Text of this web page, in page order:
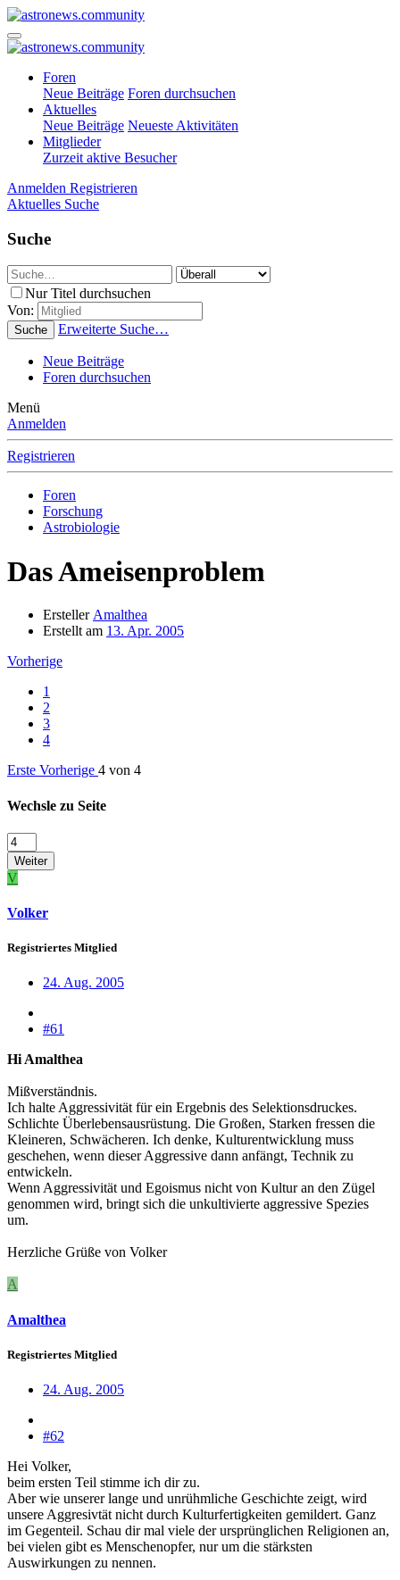
Foren
Neue Beiträge Foren durchsuchen
Aktuelles
Neue Beiträge Neueste Aktivitäten
Mitglieder
Zurzeit aktive Besucher
Anmelden Registrieren
Aktuelles Suche
Suche
Nur Titel durchsuchen
Von:
Suche Erweiterte Suche…
Neue Beiträge
Foren durchsuchen
Menü
Anmelden
Registrieren
Foren
Forschung
Astrobiologie
Das Ameisenproblem
Ersteller Amalthea
Erstellt am 13. Apr. 2005
Vorherige
1
2
3
4
Erste Vorherige 4 von 4
Wechsle zu Seite
Weiter
V
Volker
Registriertes Mitglied
24. Aug. 2005
#61
Hi Amalthea
Mißverständnis.
Ich halte Aggressivität für ein Ergebnis des Selektionsdruckes.
Schlichte Überlebensausrüstung. Die Großen, Starken fressen die
Kleineren, Schwächeren. Ich denke, Kulturentwicklung muss
geschehen, wenn dieser Aggressive dann anfängt, Technik zu
entwickeln.
Wenn Aggressivität und Egoismus nicht von Kultur an den Zügel
genommen wird, bringt sich die unkultivierte aggressive Spezies
um.
Herzliche Grüße von Volker
A
Amalthea
Registriertes Mitglied
24. Aug. 2005
#62
Hei Volker,
beim ersten Teil stimme ich dir zu.
Aber wie unserer lange und unrühmliche Geschichte zeigt, wird
unsere Aggresivtät nicht durch Kulturfertigkeiten gemildert. Ganz
im Gegenteil. Schau dir mal viele der ursprünglichen Religionen an,
bei vielen gibt es Menschenopfer, nur um die stärksten
Auswirkungen zu nennen.